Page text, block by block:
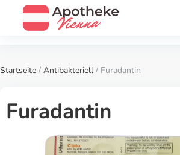
Startseite / Antibakteriell / Furadantin
Furadantin